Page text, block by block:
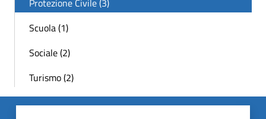
Protezione Civile (3)
Scuola (1)
Sociale (2)
Turismo (2)